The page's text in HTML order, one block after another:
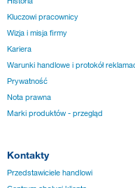
Kluczowi pracownicy
Wizja i misja firmy
Kariera
Warunki handlowe i protokół
Prywatność
Nota prawna
Marki produktów - przegląd
Kontakty
Przedstawiciele handlowi